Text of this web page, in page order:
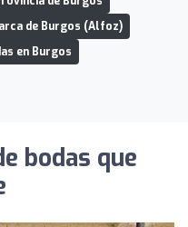
de Burgos (Alfoz)
en Burgos
bodas que